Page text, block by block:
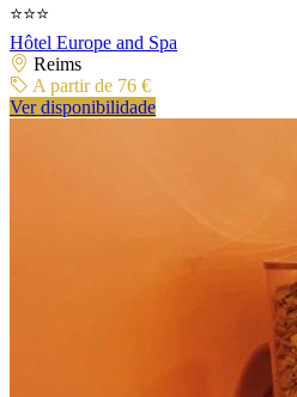
⭐⭐⭐
Hôtel Europe and Spa
Reims
A partir de 76 €
Ver disponibilidade